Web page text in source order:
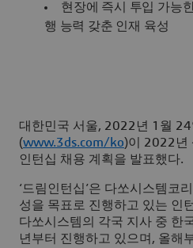
현장에 즉시 투입 가능
행 능력 갖춘 인재 육성
대한민국 서울, 2022년 1월 24
(www.3ds.com/ko)이 2022년
인턴십 채용 계획을 발표했다.
‘드림인턴십’은 다쏘시스템코
성을 목표로 진행하고 있는 인
다쏘시스템의 각국 지사 중 한
년부터 진행하고 있으며, 올해